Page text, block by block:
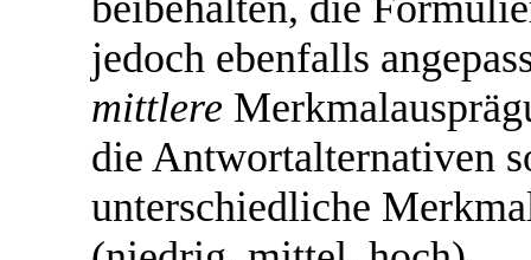
jedoch ebenfalls
mittlere
die Antwortalternativen
unterschiedliche